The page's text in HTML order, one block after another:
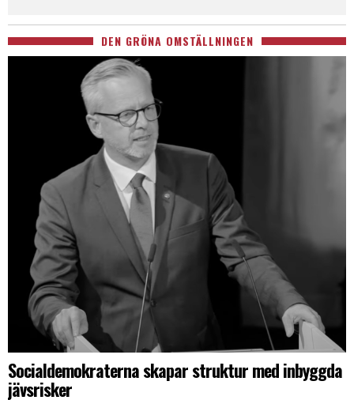
DEN GRÖNA OMSTÄLLNINGEN
Socialdemokraterna skapar struktur med inbyggda
jävsrisker